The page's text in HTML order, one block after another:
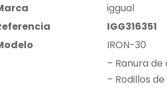
iggual
IGG316351
IRON-30
– Ranura
– Rodillos